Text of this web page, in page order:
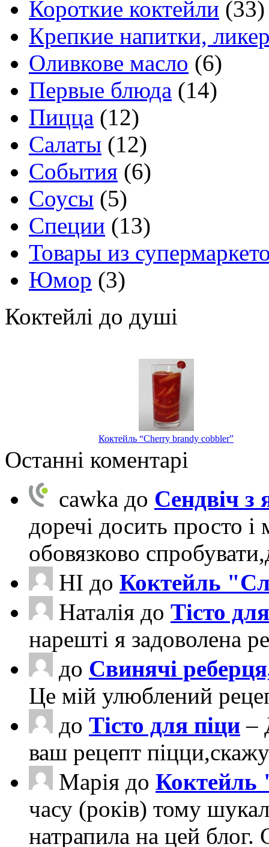
Короткие коктейли (33)
Крепкие напитки,
Оливкове масло (6)
Первые блюда (14)
Пицца (12)
Салаты (12)
События (6)
Соусы (5)
Специи (13)
Товары из
Юмор (3)
Коктейлі до душі
Коктейль “Cherry brandy cobbler”
Останні коментарі
cawka до Сендвіч з
доречі досить просто
обовязково
НІ до Коктейль
Наталія до Тісто
нарешті я задоволена
до Свинячі
Це мій улюблений
до Тісто для піци –
ваш рецепт
Марія до Коктейль
часу (років) тому
натрапила на цей блог.